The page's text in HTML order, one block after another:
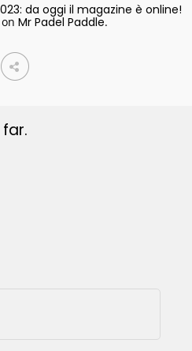
da oggi il magazine è online!
Mr Padel Paddle.